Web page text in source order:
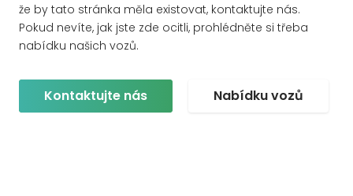
že by tato stránka měla existovat, kontaktujte nás.
Pokud nevíte, jak jste zde ocitli, prohlédněte si třeba
nabídku našich vozů.
Kontaktujte nás Nabídku vozů